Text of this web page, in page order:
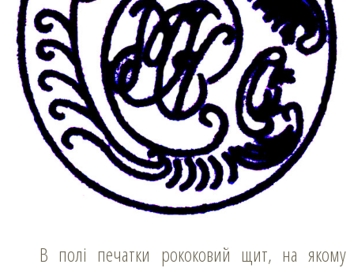
В полі печатки рококовий щит, на якому